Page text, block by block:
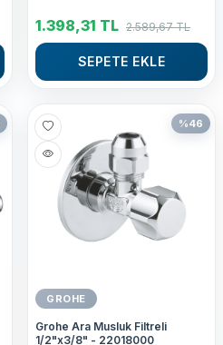
1.398,31 TL 2.589,67TL
SEPETE EKLE
%46
GROHE
Grohe Ara Musluk Filtreli
1/2"x3/8" - 22018000